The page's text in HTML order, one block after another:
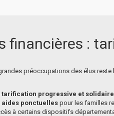
financières :
préoccupations des élus
tarification progressive et solidaire
aides ponctuelles pour les familles
à certains dispositifs